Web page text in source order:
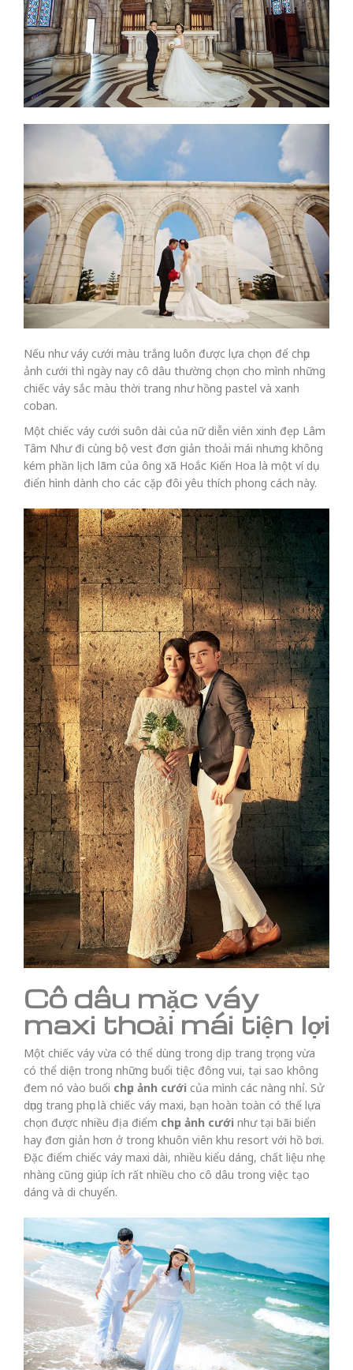
Nếu như váy cưới màu trắng luôn được lựa chọn để chụp
ảnh cưới thì ngày nay cô dâu thường chọn cho mình những
chiếc váy sắc màu thời trang như hồng pastel và xanh
coban.
Một chiếc váy cưới suôn dài của nữ diễn viên xinh đẹp Lâm
Tâm Như đi cùng bộ vest đơn giản thoải mái nhưng không
kém phần lịch lãm của ông xã Hoắc Kiến Hoa là một ví dụ
điển hình dành cho các cặp đôi yêu thích phong cách này.
Cô dâu mặc váy
maxi thoải mái tiện lợi
Một chiếc váy vừa có thể dùng trong dịp trang trọng vừa
có thể diện trong những buổi tiệc đông vui, tại sao không
đem nó vào buổi chụp ảnh cưới của mình các nàng nhỉ. Sử
dụng trang phục là chiếc váy maxi, bạn hoàn toàn có thể lựa
chọn được nhiều địa điểm chụp ảnh cưới như tại bãi biển
hay đơn giản hơn ở trong khuôn viên khu resort với hồ bơi.
Đặc điểm chiếc váy maxi dài, nhiều kiểu dáng, chất liệu nhẹ
nhàng cũng giúp ích rất nhiều cho cô dâu trong việc tạo
dáng và di chuyển.